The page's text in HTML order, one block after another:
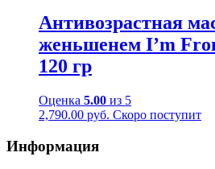
Антивозрастная
женьшенем I’m
120 гр
Оценка 5.00 из 5
2,790.00 руб. Скоро поступит
Информация